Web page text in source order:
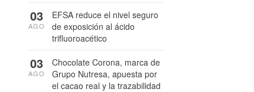
EFSA reduce el nivel seguro
de exposición al ácido
trifluoroacético
03
AGO
Chocolate Corona, marca de
Grupo Nutresa, apuesta por
el cacao real y la trazabilidad
03
AGO